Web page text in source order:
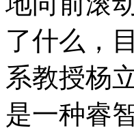
了什么，
系教授杨
是一种睿